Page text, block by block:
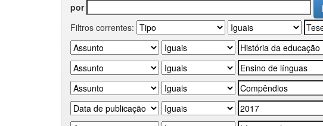
por
Filtros correntes: